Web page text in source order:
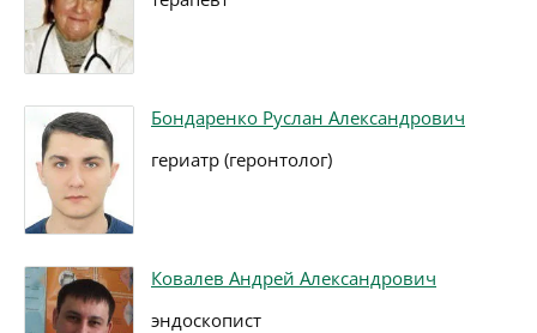
Бондаренко Руслан Александрович
гериатр (геронтолог)
Ковалев Андрей Александрович
эндоскопист